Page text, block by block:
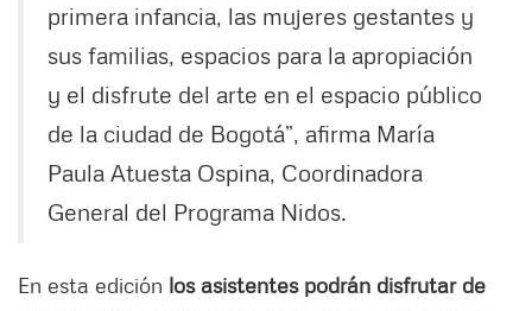
primera infancia, las mujeres gestantes y
sus familias, espacios para la apropiación
y el disfrute del arte en el espacio público
de la ciudad de Bogotá”, afirma María
Paula Atuesta Ospina, Coordinadora
General del Programa Nidos.
En esta edición los asistentes podrán disfrutar de